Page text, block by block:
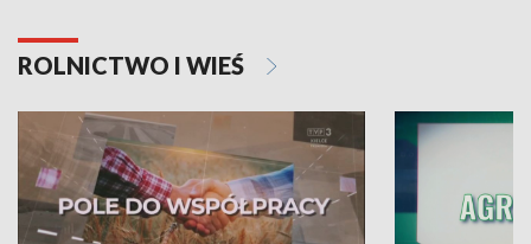
ROLNICTWO I WIEŚ